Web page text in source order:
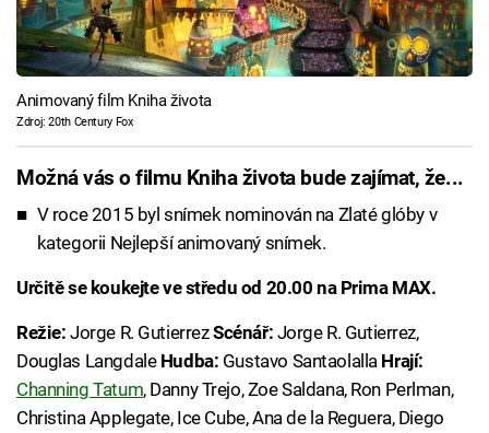
Animovaný film Kniha života
Zdroj: 20th Century Fox
Možná vás o filmu Kniha života bude zajímat, že...
V roce 2015 byl snímek nominován na Zlaté glóby v
kategorii Nejlepší animovaný snímek.
Určitě se koukejte ve středu od 20.00 na Prima MAX.
Režie:Jorge R. GutierrezScénář: Jorge R. Gutierrez,
Douglas Langdale Hudba: Gustavo Santaolalla Hrají:
Channing Tatum, Danny Trejo, Zoe Saldana, Ron Perlman,
Christina Applegate, Ice Cube, Ana de la Reguera, Diego